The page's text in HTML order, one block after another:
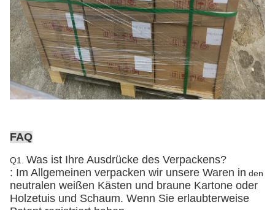
FAQ
Q1. Was ist Ihre Ausdrücke des Verpackens?
: Im Allgemeinen verpacken wir unsere Waren in den
neutralen weißen Kästen und braune Kartone oder
Holzetuis und Schaum. Wenn Sie erlaubterweise